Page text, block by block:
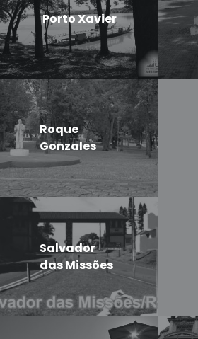
Porto Xavier
Roque
Gonzales
Salvador
das Missões